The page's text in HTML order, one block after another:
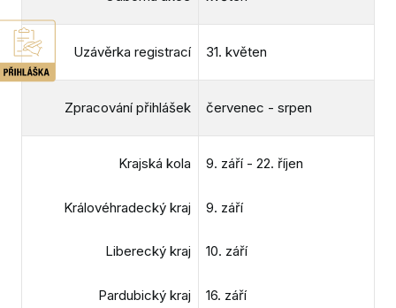
Uzávěrka registrací 31. květen
Zpracování přihlášek červenec - srpen
Krajská kola
Královéhradecký kraj
Liberecký kraj
Pardubický kraj
9. září - 22. říjen
9. září
10. září
16. září